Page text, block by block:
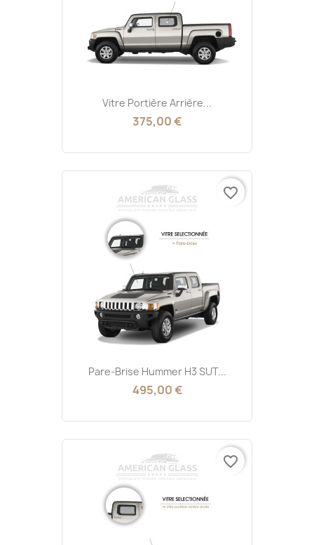
Vitre Portière Arrière...
375,00 €
Pare-Brise Hummer H3 SUT...
495,00 €
favorite_border
favorite_border